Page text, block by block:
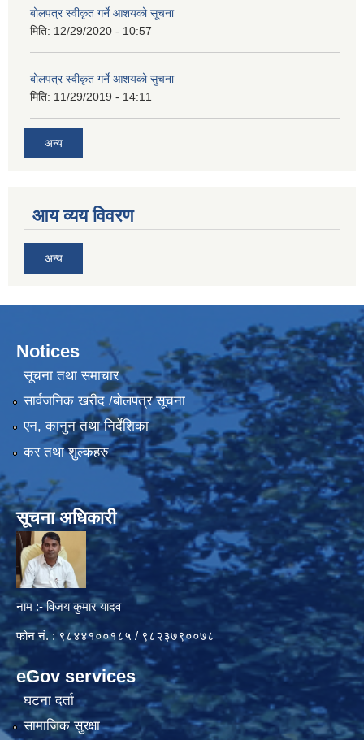
बोलपत्र स्वीकृत गर्ने आशयको सूचना
मिति: 12/29/2020 - 10:57
बोलपत्र स्वीकृत गर्ने आशयको सुचना
मिति: 11/29/2019 - 14:11
अन्य
आय व्यय विवरण
अन्य
Notices
सूचना तथा समाचार
सार्वजनिक खरीद /बोलपत्र सूचना
एन, कानुन तथा निर्देशिका
कर तथा शुल्कहरु
सूचना अधिकारी
नाम :- विजय कुमार यादव
फोन नं. : ९८४४१००१८५ / ९८२३७९००७८
eGov services
घटना दर्ता
सामाजिक सुरक्षा